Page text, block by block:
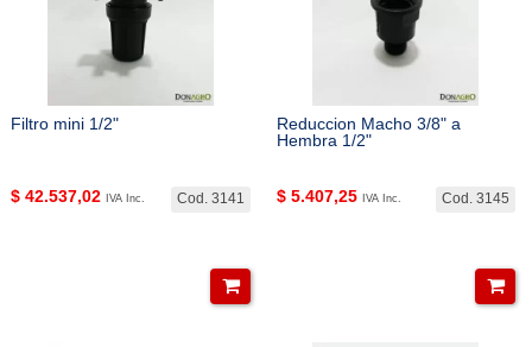
Filtro mini 1/2"
Cod. 3141
$ 42.537,02 IVA Inc.
Reduccion Macho 3/8" a
Hembra 1/2"
Cod. 3145
$ 5.407,25 IVA Inc.